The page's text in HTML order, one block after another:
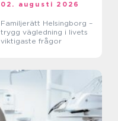
02. augusti 2026
Familjerätt Helsingborg –
trygg vägledning i livets
viktigaste frågor